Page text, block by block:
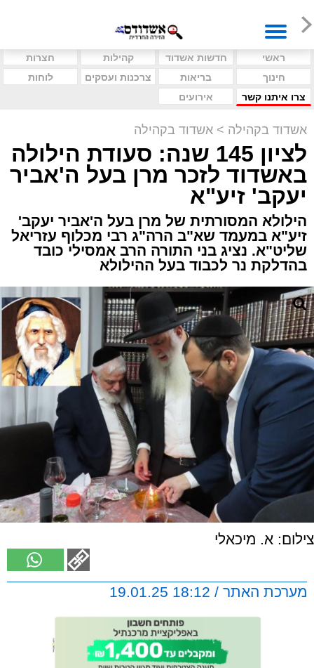
ראשי חדשות אשדוד קהילות
חצרות
חינוך
בריאות צרכנות ועסקים
לוחות
צרו איתנו קשר
אירועים
אשדוד בקהילה > אשדוד בקהילה
לציון 145 שנה: סעודת הילולה
באשדוד לזכר מרן בעל ה'אביר
יעקב' זיע"א
הילולא המסורתית של מרן בעל ה'אביר יעקב'
זיע"א במעמד שא"ב הרה"ג רבי מכלוף עזריאל
שליט"א. נציג בני התורה הרב אמסילי כובד
בהדלקת נר לכבוד בעל ההילולא
צילום: א. מיכאלי
מערכת האתר / 18:12 19.01.25